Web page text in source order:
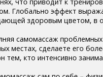
что приводит к
Глобально эффект
здоровым цветом, в
самомассаж
местах, сделаете его
тем, кто интенсивно